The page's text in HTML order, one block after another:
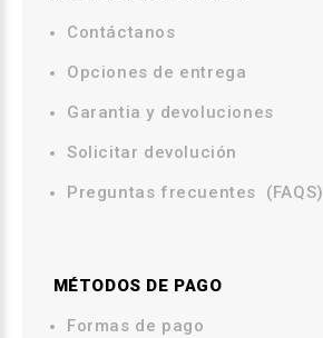
Contáctanos
Opciones de entrega
Garantia y devoluciones
Solicitar devolución
Preguntas frecuentes (FAQS)
MÉTODOS DE PAGO
Formas de pago